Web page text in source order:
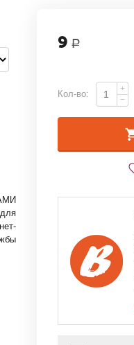
9 Р
Кол-во:
+
−